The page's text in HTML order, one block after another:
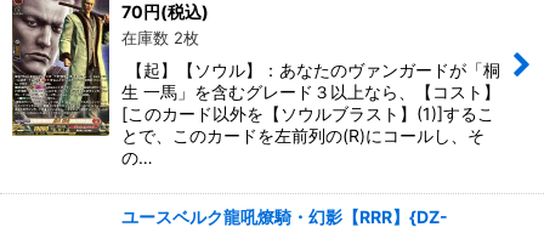
70円(税込)
在庫数 2枚
【起】【ソウル】：あなたのヴァンガードが「桐
生 一馬」を含むグレード３以上なら、【コスト】
[このカード以外を【ソウルブラスト】(1)]するこ
とで、このカードを左前列の(R)にコールし、そ
の…
ユースベルク龍吼燎騎・幻影【RRR】{DZ-